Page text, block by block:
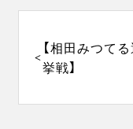
シ
【相田みつてる
挙戦】